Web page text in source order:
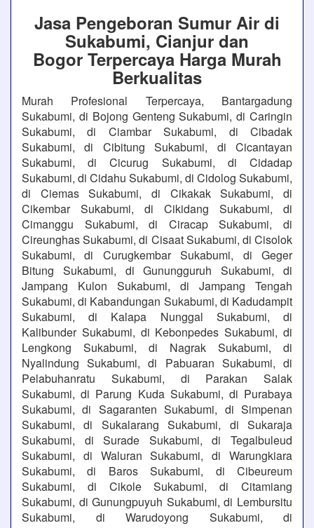
Jasa Pengeboran Sumur Air di
Sukabumi, Cianjur dan
Bogor Terpercaya Harga Murah
Berkualitas
Murah Profesional Terpercaya, Bantargadung
Sukabumi, di Bojong Genteng Sukabumi, di Caringin
Sukabumi, di Ciambar Sukabumi, di Cibadak
Sukabumi, di Cibitung Sukabumi, di Cicantayan
Sukabumi, di Cicurug Sukabumi, di Cidadap
Sukabumi, di Cidahu Sukabumi, di Cidolog Sukabumi,
di Ciemas Sukabumi, di Cikakak Sukabumi, di
Cikembar Sukabumi, di Cikidang Sukabumi, di
Cimanggu Sukabumi, di Ciracap Sukabumi, di
Cireunghas Sukabumi, di Cisaat Sukabumi, di Cisolok
Sukabumi, di Curugkembar Sukabumi, di Geger
Bitung Sukabumi, di Gunungguruh Sukabumi, di
Jampang Kulon Sukabumi, di Jampang Tengah
Sukabumi, di Kabandungan Sukabumi, di Kadudampit
Sukabumi, di Kalapa Nunggal Sukabumi, di
Kalibunder Sukabumi, di Kebonpedes Sukabumi, di
Lengkong Sukabumi, di Nagrak Sukabumi, di
Nyalindung Sukabumi, di Pabuaran Sukabumi, di
Pelabuhanratu Sukabumi, di Parakan Salak
Sukabumi, di Parung Kuda Sukabumi, di Purabaya
Sukabumi, di Sagaranten Sukabumi, di Simpenan
Sukabumi, di Sukalarang Sukabumi, di Sukaraja
Sukabumi, di Surade Sukabumi, di Tegalbuleud
Sukabumi, di Waluran Sukabumi, di Warungkiara
Sukabumi, di Baros Sukabumi, di Cibeureum
Sukabumi, di Cikole Sukabumi, di Citamiang
Sukabumi, di Gunungpuyuh Sukabumi, di Lembursitu
Sukabumi, di Warudoyong Sukabumi, di